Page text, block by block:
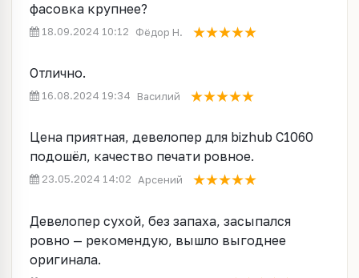
фасовка крупнее?
18.09.2024 10:12 Фёдор Н.
Отлично.
16.08.2024 19:34 Василий
Цена приятная, девелопер для bizhub C1060
подошёл, качество печати ровное.
23.05.2024 14:02 Арсений
Девелопер сухой, без запаха, засыпался
ровно — рекомендую, вышло выгоднее
оригинала.